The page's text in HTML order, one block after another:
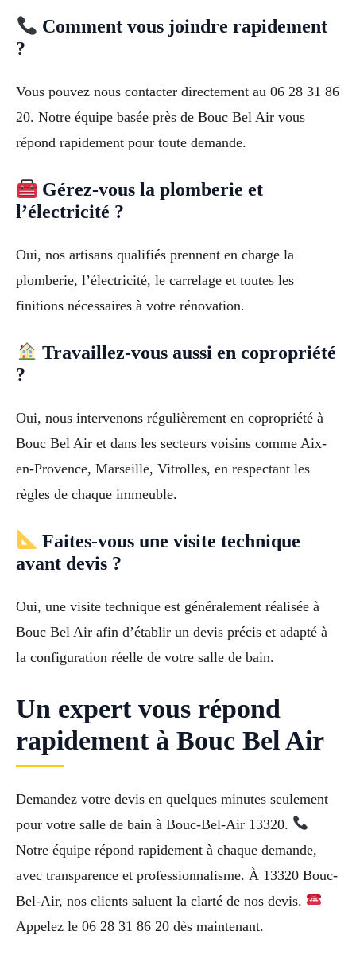
Comment vous joindre rapidement
?
Vous pouvez nous contacter directement au 06 28 31 86
20. Notre équipe basée près de Bouc Bel Air vous
répond rapidement pour toute demande.
Gérez-vous la plomberie et
l’électricité ?
Oui, nos artisans qualifiés prennent en charge la
plomberie, l’électricité, le carrelage et toutes les
finitions nécessaires à votre rénovation.
Travaillez-vous aussi en copropriété
?
Oui, nous intervenons régulièrement en copropriété à
Bouc Bel Air et dans les secteurs voisins comme Aix-
en-Provence, Marseille, Vitrolles, en respectant les
règles de chaque immeuble.
Faites-vous une visite technique
avant devis ?
Oui, une visite technique est généralement réalisée à
Bouc Bel Air afin d’établir un devis précis et adapté à
la configuration réelle de votre salle de bain.
Un expert vous répond
rapidement à Bouc Bel Air
Demandez votre devis en quelques minutes seulement
pour votre salle de bain à Bouc-Bel-Air 13320.
Notre équipe répond rapidement à chaque demande,
avec transparence et professionnalisme. À 13320 Bouc-
Bel-Air, nos clients saluent la clarté de nos devis.
Appelez le 06 28 31 86 20 dès maintenant.